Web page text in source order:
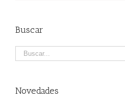
Buscar
Novedades